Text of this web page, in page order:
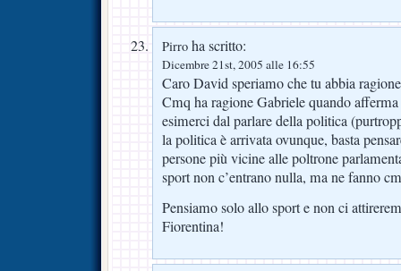
Pirro ha scritto:
Dicembre 21st, 2005 alle 16:55
Caro David speriamo che tu abbia
Cmq ha ragione Gabriele quando
esimerci dal parlare della politica
la politica è arrivata ovunque, basta
persone più vicine alle poltrone
sport non c’entrano nulla, ma ne fanno
Pensiamo solo allo sport e non ci
Fiorentina!